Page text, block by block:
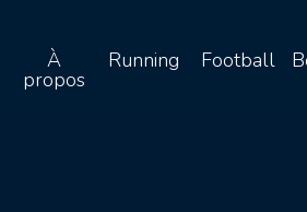
À
propos
Running Football